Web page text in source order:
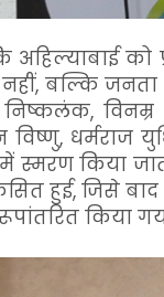
को
नहीं, बल्कि
धर्मराज
स्मरण किया
हुई, जिसे
किया